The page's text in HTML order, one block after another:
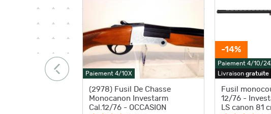
Paiement 4/10X
(2978) Fusil De Chasse
Monocanon Investarm
Cal.12/76 - OCCASION
-14%
Paiement 4/10/
Livraison gratuite
Fusil
12/76 -
LS canon 81